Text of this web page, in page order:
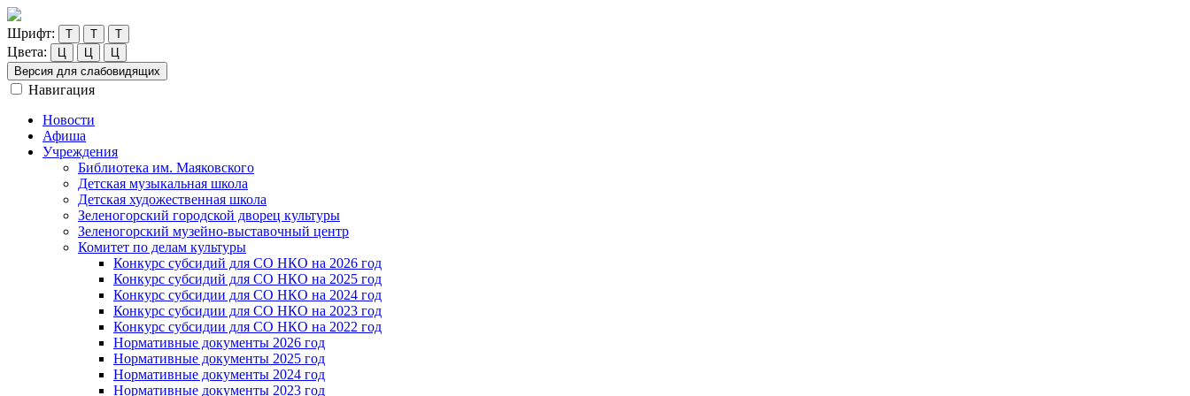
Шрифт: Т Т Т
Цвета: Ц Ц
Ц
Версия для слабовидящих
Навигация
Новости
Афиша
Учреждения
Библиотека им. Маяковского
Детская музыкальная школа
Детская художественная школа
Зеленогорский городской дворец культуры
Зеленогорский музейно-выставочный центр
Комитет по делам культуры
Конкурс субсидий для СО НКО на 2026 год
Конкурс субсидий для СО НКО на 2025 год
Конкурс субсидии для СО НКО на 2024 год
Конкурс субсидии для СО НКО на 2023 год
Конкурс субсидии для СО НКО на 2022 год
Нормативные документы 2026 год
Нормативные документы 2025 год
Нормативные документы 2024 год
Нормативные документы 2023 год